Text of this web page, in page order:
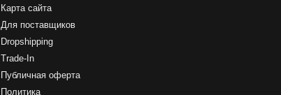
Карта сайта
Для поставщиков
Dropshipping
Trade-In
Публичная оферта
Политика